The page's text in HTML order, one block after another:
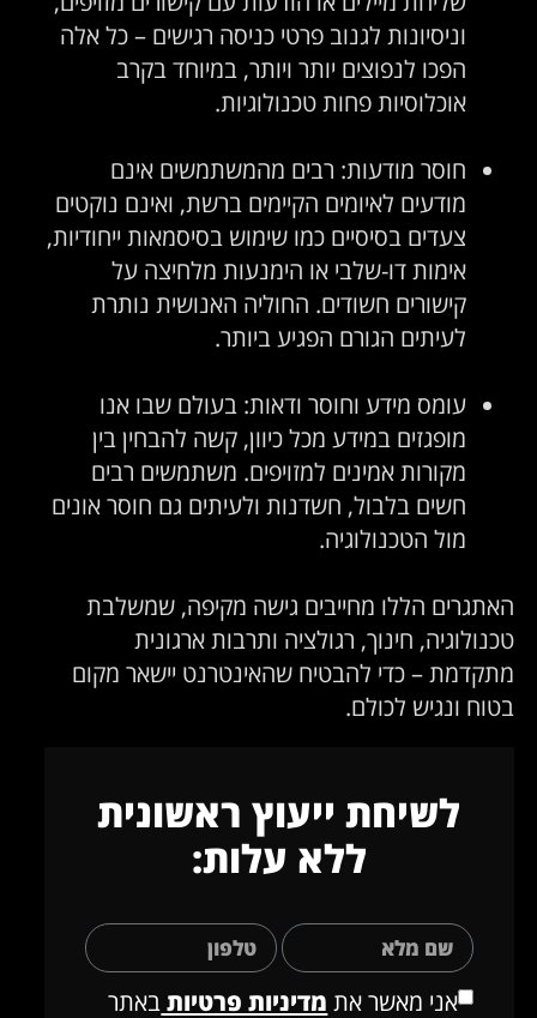
וניסיונות לגנוב פרטי כניסה רגישים – כל אלה
הפכו לנפוצים יותר ויותר, במיוחד בקרב
אוכלוסיות פחות טכנולוגיות.
חוסר מודעות: רבים מהמשתמשים אינם
מודעים לאיומים הקיימים ברשת, ואינם נוקטים
צעדים בסיסיים כמו שימוש בסיסמאות ייחודיות,
אימות דו-שלבי או הימנעות מלחיצה על
קישורים חשודים. החוליה האנושית נותרת
לעיתים הגורם הפגיע ביותר.
עומס מידע וחוסר ודאות: בעולם שבו אנו
מופגזים במידע מכל כיוון, קשה להבחין בין
מקורות אמינים למזויפים. משתמשים רבים
חשים בלבול, חשדנות ולעיתים גם חוסר אונים
מול הטכנולוגיה.
הללו מחייבים גישה מקיפה, שמשלבת
חינוך, רגולציה ותרבות ארגונית
– כדי להבטיח שהאינטרנט יישאר מקום
ונגיש לכולם.
לשיחת ייעוץ ראשונית
ללא עלות:
אני מאשר אתמדיניות פרטיותבאתר